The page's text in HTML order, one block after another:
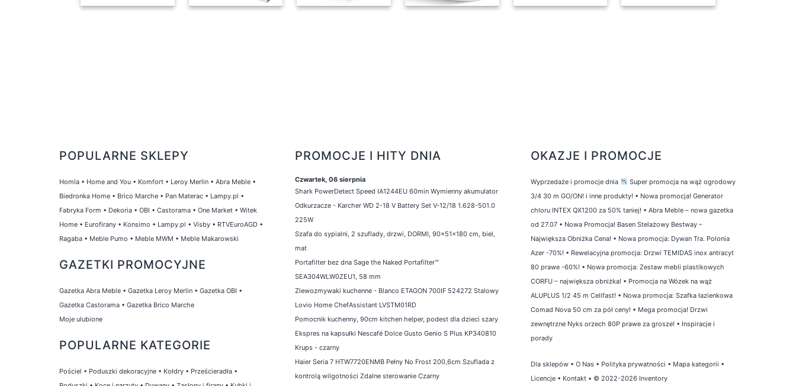
POPULARNE SKLEPY
Homla • Home and You • Komfort • Leroy Merlin • Abra Meble •
Biedronka Home • Brico Marche • Pan Materac • Lampy.pl •
Fabryka Form • Dekoria • OBI • Castorama • One Market • Witek
Home • Eurofirany • Konsimo • Lampy.pl • Visby • RTVEuroAGD •
Ragaba • Meble Pumo • Meble MWM • Meble Makarowski
GAZETKI PROMOCYJNE
Gazetka Abra Meble • Gazetka Leroy Merlin • Gazetka OBI •
Gazetka Castorama • Gazetka Brico Marche
Moje ulubione
POPULARNE KATEGORIE
Pościel • Poduszki dekoracyjne • Kołdry • Prześcieradła •
PROMOCJE I HITY DNIA
Czwartek, 06 sierpnia
Shark PowerDetect Speed IA1244EU 60min Wymienny akumulator
Odkurzacze - Karcher WD 2-18 V Battery Set V-12/18 1.628-501.0
225W
Szafa do sypialni, 2 szuflady, drzwi, DORMI, 90x51x180 cm, biel,
mat
Portafilter bez dna Sage the Naked Portafilter™
SEA304WLW0ZEU1, 58 mm
Zlewozmywaki kuchenne - Blanco ETAGON 700IF 524272 Stalowy
Lovio Home ChefAssistant LVSTM01RD
Pomocnik kuchenny, 90cm kitchen helper, podest dla dzieci szary
Ekspres na kapsułki Nescafé Dolce Gusto Genio S Plus KP340810
Krups - czarny
Haier Seria 7 HTW7720ENMB Pełny No Frost 200,6cm Szuflada z
kontrolą wilgotności Zdalne sterowanie Czarny
OKAZJE I PROMOCJE
Wyprzedaże i promocje dnia
Super promocja na wąż ogrodowy
3/4 30 m GO/ON! i inne produkty! • Nowa promocja! Generator
chloru INTEX QX1200 za 50% taniej! • Abra Meble – nowa gazetka
od 27.07 • Nowa Promocja! Basen Stelażowy Bestway –
Największa Obniżka Cena! • Nowa promocja: Dywan Tra. Polonia
Azer -70%! • Rewelacyjna promocja: Drzwi TEMIDAS inox antracyt
80 prawe -60%! • Nowa promocja: Zestaw mebli plastikowych
CORFU – największa obniżka! • Promocja na Wózek na wąż
ALUPLUS 1/2 45 m Cellfast! • Nowa promocja: Szafka łazienkowa
Comad Nova 50 cm za pół ceny! • Mega promocja! Drzwi
zewnętrzne Nyks orzech 80P prawe za grosze! • Inspiracje i
porady
Dla sklepów • O Nas • Polityka prywatności • Mapa kategorii •
Licencje • Kontakt • © 2022-2026 Inventory